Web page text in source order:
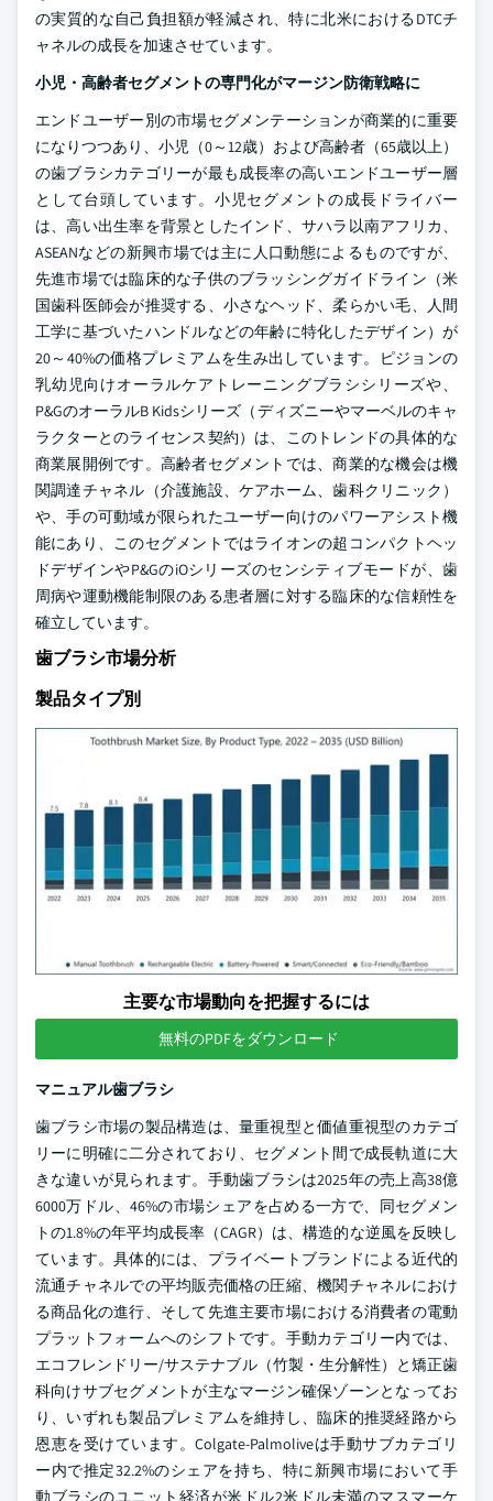
の実質的な自己負担額が軽減され、特に北米におけるDTCチ
ャネルの成長を加速させています。
小児・高齢者セグメントの専門化がマージン防衛戦略に
エンドユーザー別の市場セグメンテーションが商業的に重要
になりつつあり、小児（0～12歳）および高齢者（65歳以上）
の歯ブラシカテゴリーが最も成長率の高いエンドユーザー層
として台頭しています。小児セグメントの成長ドライバー
は、高い出生率を背景としたインド、サハラ以南アフリカ、
ASEANなどの新興市場では主に人口動態によるものですが、
先進市場では臨床的な子供のブラッシングガイドライン（米
国歯科医師会が推奨する、小さなヘッド、柔らかい毛、人間
工学に基づいたハンドルなどの年齢に特化したデザイン）が
20～40%の価格プレミアムを生み出しています。ピジョンの
乳幼児向けオーラルケアトレーニングブラシシリーズや、
P&GのオーラルB Kidsシリーズ（ディズニーやマーベルのキャ
ラクターとのライセンス契約）は、このトレンドの具体的な
商業展開例です。高齢者セグメントでは、商業的な機会は機
関調達チャネル（介護施設、ケアホーム、歯科クリニック）
や、手の可動域が限られたユーザー向けのパワーアシスト機
能にあり、このセグメントではライオンの超コンパクトヘッ
ドデザインやP&GのiOシリーズのセンシティブモードが、歯
周病や運動機能制限のある患者層に対する臨床的な信頼性を
確立しています。
歯ブラシ市場分析
製品タイプ別
主要な市場動向を把握するには
無料のPDFをダウンロード
マニュアル歯ブラシ
歯ブラシ市場の製品構造は、量重視型と価値重視型のカテゴ
リーに明確に二分されており、セグメント間で成長軌道に大
きな違いが見られます。手動歯ブラシは2025年の売上高38億
6000万ドル、46%の市場シェアを占める一方で、同セグメン
トの1.8%の年平均成長率（CAGR）は、構造的な逆風を反映し
ています。具体的には、プライベートブランドによる近代的
流通チャネルでの平均販売価格の圧縮、機関チャネルにおけ
る商品化の進行、そして先進主要市場における消費者の電動
プラットフォームへのシフトです。手動カテゴリー内では、
エコフレンドリー/サステナブル（竹製・生分解性）と矯正歯
科向けサブセグメントが主なマージン確保ゾーンとなってお
り、いずれも製品プレミアムを維持し、臨床的推奨経路から
恩恵を受けています。Colgate-Palmoliveは手動サブカテゴリ
ー内で推定32.2%のシェアを持ち、特に新興市場において手
動ブラシのユニット経済が米ドル2米ドル未満のマスマーケ